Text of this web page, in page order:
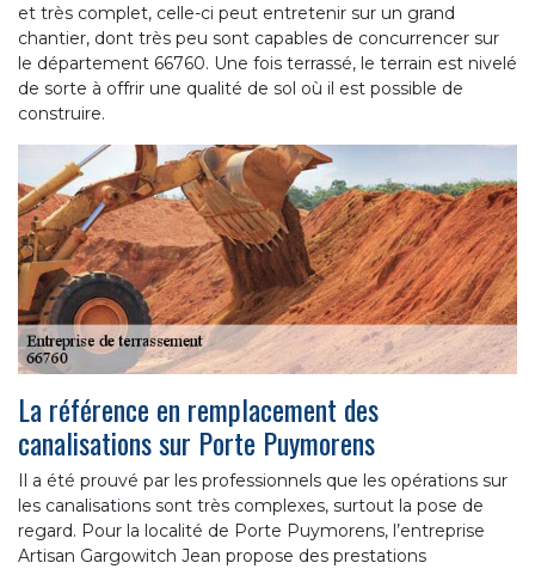
et très complet, celle-ci peut entretenir sur un grand
chantier, dont très peu sont capables de concurrencer sur
le département 66760. Une fois terrassé, le terrain est nivelé
de sorte à offrir une qualité de sol où il est possible de
construire.
La référence en remplacement des
canalisations sur Porte Puymorens
Il a été prouvé par les professionnels que les opérations sur
les canalisations sont très complexes, surtout la pose de
regard. Pour la localité de Porte Puymorens, l’entreprise
Artisan Gargowitch Jean propose des prestations